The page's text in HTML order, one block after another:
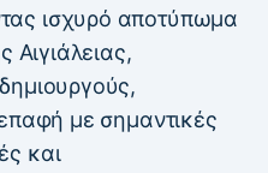
ισχυρό αποτύπωμα
Αιγιάλειας,
με σημαντικές
και